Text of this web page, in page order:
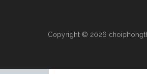
Copyright © 2026